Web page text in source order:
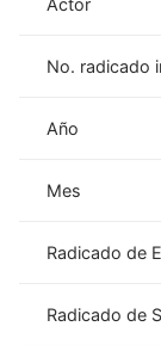
No. radicado
Año
Mes
Radicado de
Radicado de